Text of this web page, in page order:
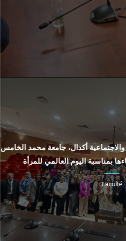
والاجتماعية أكدال، جامعة محمد الخامس
بمناسبة اليوم العالمي للمرأة
Faculté